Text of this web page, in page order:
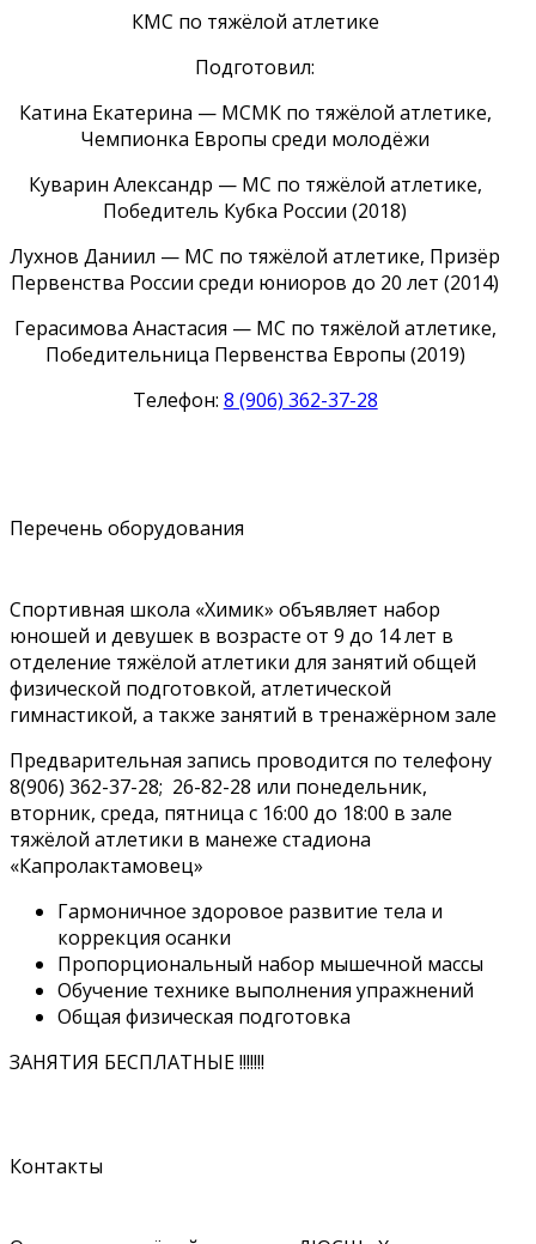
КМС по тяжёлой атлетике
Подготовил:
Катина Екатерина — МСМК по тяжёлой атлетике,
Чемпионка Европы среди молодёжи
Куварин Александр — МС по тяжёлой атлетике,
Победитель Кубка России (2018)
Лухнов Даниил — МС по тяжёлой атлетике, Призёр
Первенства России среди юниоров до 20 лет (2014)
Герасимова Анастасия — МС по тяжёлой атлетике,
Победительница Первенства Европы (2019)
Телефон: 8 (906) 362-37-28
Перечень оборудования
Спортивная школа «Химик» объявляет набор
юношей и девушек в возрасте от 9 до 14 лет в
отделение тяжёлой атлетики для занятий общей
физической подготовкой, атлетической
гимнастикой, а также занятий в тренажёрном зале
Предварительная запись проводится по телефону
8(906) 362-37-28; 26-82-28 или понедельник,
вторник, среда, пятница с 16:00 до 18:00 в зале
тяжёлой атлетики в манеже стадиона
«Капролактамовец»
Гармоничное здоровое развитие тела и
коррекция осанки
Пропорциональный набор мышечной массы
Обучение технике выполнения упражнений
Общая физическая подготовка
ЗАНЯТИЯ БЕСПЛАТНЫЕ !!!!!!!
Контакты